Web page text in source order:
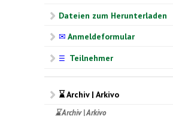
Dateien zum Herunterladen
✉ Anmeldeformular
☰ Teilnehmer
⌛ Archiv | Arkivo
⌛ Archiv | Arkivo